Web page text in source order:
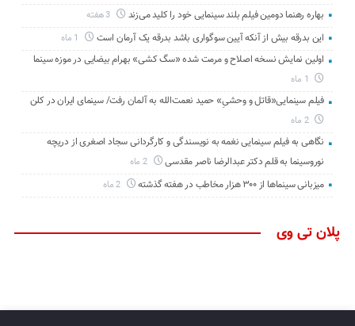
بهاره رهنما دومین فیلم بلند سینمایی خود را کلید می‌زند
این بدرقه بیش از آنکه آیین سوگواری باشد بدرقه یک آرمان است
اولین نمایش نسخه اصلاح و مرمت شده «سگ کشی» بهرام بیضایی در موزه سینما
فیلم سینمایی«قاتل و وحشیِ» حمید نعمت‌الله به آلمان رفت/ سینمای ایران در کلن
2 ماه
نگاهی به فیلم سینمایی نغمه به نویسندگی و کارگردانی سجاد اصغری از دریچه
نوروسینما به قلم دکتر عبدالرضا ناصر مقدسی
2 ماه
میزبانی سینماها از ۳۰۰ هزار مخاطب در هفته گذشته 2 ماه
پلان تی وی